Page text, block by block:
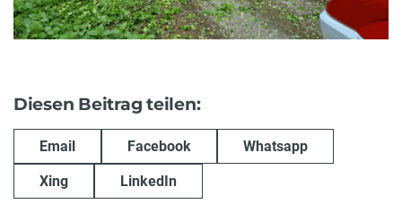
Diesen Beitrag teilen:
Email Facebook Whatsapp
Xing LinkedIn